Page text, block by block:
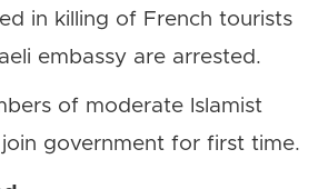
in killing of French tourists
embassy are arrested.
of moderate Islamist
government for first time.